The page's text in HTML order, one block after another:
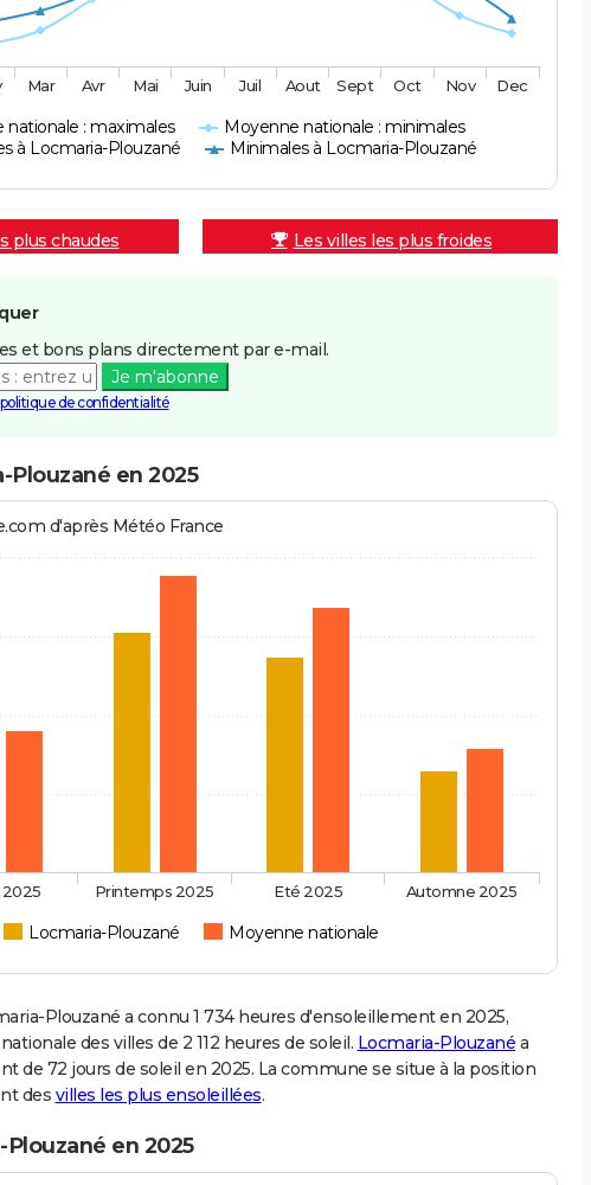
nationale : maximales
Moyenne nationale : minimales
à Locmaria-Plouzané
Minimales à Locmaria-Plouzané
Mar Avr Mai Juin Juil Aout Sept Oct Nov Dec
plus chaudes Les villes les plus froides
et bons plans directement par e-mail.
Je m'abonne
de confidentialité
Plouzané en 2025
d'après Météo France
Locmaria-Plouzané Moyenne nationale
2025 Printemps 2025 Eté 2025 Automne 2025
Plouzané a connu 1 734 heures d'ensoleillement en 2025,
des villes de 2 112 heures de soleil. Locmaria-Plouzané a
de 72 jours de soleil en 2025. La commune se situe à la position
des villes les plus ensoleillées.
en 2025